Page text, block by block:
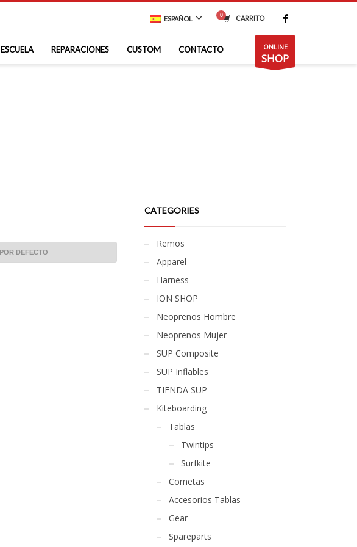
ESPAÑOL CARRITO
ESCUELA REPARACIONES CUSTOM CONTACTO ONLINE
SHOP
CATEGORIES
Remos
Apparel
Harness
ION SHOP
Neoprenos Hombre
Neoprenos Mujer
SUP Composite
SUP Inflables
TIENDA SUP
Kiteboarding
Tablas
Twintips
Surfkite
Cometas
Accesorios Tablas
Gear
Spareparts